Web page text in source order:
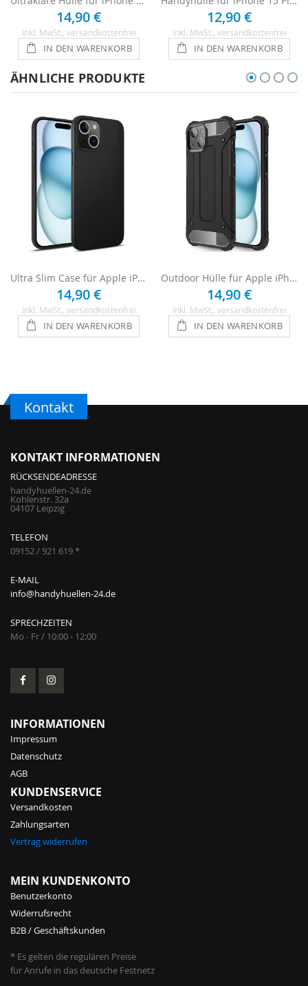
14,90 €
Inkl. MwSt. , versandkostenfrei
IN DEN WARENKORB
12,90 €
Inkl. MwSt. , versandkostenfrei
IN DEN WARENKORB
ÄHNLICHE PRODUKTE
Ultra Slim Case für Apple iPhone 15 Plus - Schwarz
14,90 €
Inkl. MwSt. , versandkostenfrei
IN DEN WARENKORB
Outdoor Hülle für Apple iPhone 15 Plus - Schwarz
14,90 €
Inkl. MwSt. , versandkostenfrei
IN DEN WARENKORB
Kontakt
KONTAKT INFORMATIONEN
RÜCKSENDEADRESSE
handyhuellen-24.de
Kohlenstr. 32a
04107 Leipzig
TELEFON
09152 / 921 619 *
E-MAIL
info@handyhuellen-24.de
SPRECHZEITEN
Mo - Fr / 10:00 - 12:00
INFORMATIONEN
Impressum
Datenschutz
AGB
KUNDENSERVICE
Versandkosten
Zahlungsarten
Vertrag widerrufen
MEIN KUNDENKONTO
Benutzerkonto
Widerrufsrecht
B2B / Geschäftskunden
* Es gelten die regulären Preise
für Anrufe in das deutsche Festnetz